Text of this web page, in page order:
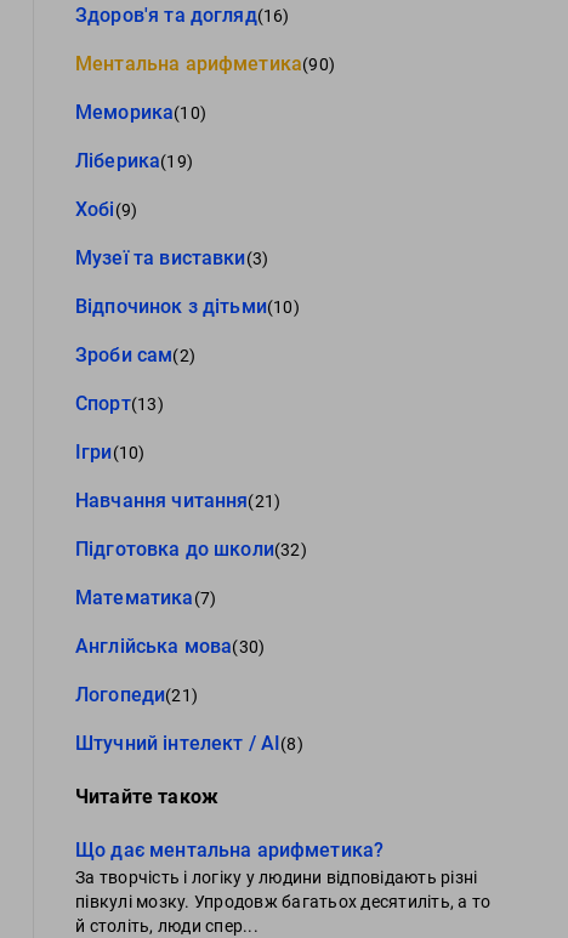
Здоров'я та догляд(16)
Ментальна арифметика(90)
Меморика(10)
Ліберика(19)
Хобі(9)
Музеї та виставки(3)
Відпочинок з дітьми(10)
Зроби сам(2)
Спорт(13)
Ігри(10)
Навчання читання(21)
Підготовка до школи(32)
Математика(7)
Англійська мова(30)
Логопеди(21)
Штучний інтелект / AI(8)
Читайте також
Що дає ментальна арифметика?
За творчість і логіку у людини відповідають різні
півкулі мозку. Упродовж багатьох десятиліть, а то
й століть, люди спер...